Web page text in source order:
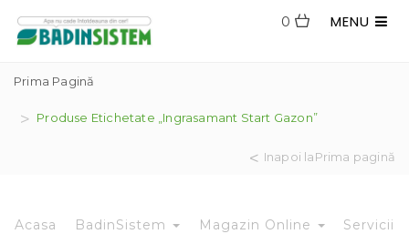
MENU
0
Prima Pagină
Produse Etichetate „ingrasamant Start Gazon”
Inapoi laPrima pagină
Acasa BadinSistem Magazin Online Servicii